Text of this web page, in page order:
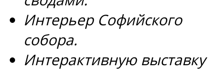
Интерьер Софийского
собора.
Интерактивную выставку